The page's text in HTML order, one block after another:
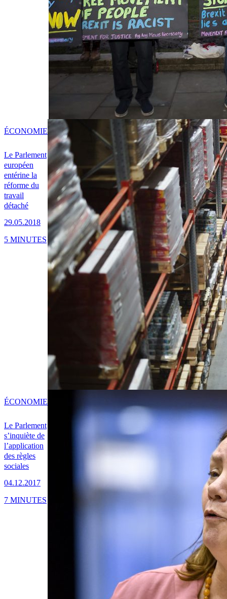
Le Parlement
européen
entérine la
réforme du
travail
détaché
29.05.2018
ÉCONOMIE
5 MINUTES
Le Parlement
s’inquiète de
l’application
des règles
sociales
04.12.2017
ÉCONOMIE
7 MINUTES